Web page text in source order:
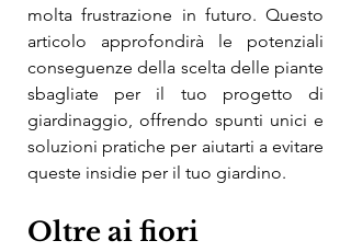
molta frustrazione in futuro. Questo
articolo approfondirà le potenziali
conseguenze della scelta delle piante
sbagliate per il tuo progetto di
giardinaggio, offrendo spunti unici e
soluzioni pratiche per aiutarti a evitare
queste insidie ​​per il tuo giardino.
Oltre ai fiori